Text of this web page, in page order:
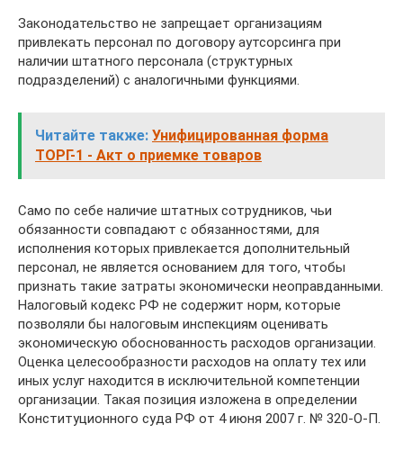
Законодательство не запрещает организациям
привлекать персонал по договору аутсорсинга при
наличии штатного персонала (структурных
подразделений) с аналогичными функциями.
Читайте также: Унифицированная форма
ТОРГ-1 - Акт о приемке товаров
Само по себе наличие штатных сотрудников, чьи
обязанности совпадают с обязанностями, для
исполнения которых привлекается дополнительный
персонал, не является основанием для того, чтобы
признать такие затраты экономически неоправданными.
Налоговый кодекс РФ не содержит норм, которые
позволяли бы налоговым инспекциям оценивать
экономическую обоснованность расходов организации.
Оценка целесообразности расходов на оплату тех или
иных услуг находится в исключительной компетенции
организации. Такая позиция изложена в определении
Конституционного суда РФ от 4 июня 2007 г. № 320-О-П.